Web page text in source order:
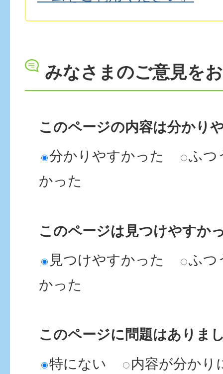
みなさまのご意見を
このページの内容は分かり
分かりやすかった
ふつ
かった
このページは見つけやすか
見つけやすかった
ふつ
かった
このページに問題はありま
特にない
内容が分かり